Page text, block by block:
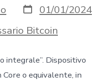
Data
articolo
01/01/2024
Bitcoin
integrale”. Dispositivo
o equivalente, in